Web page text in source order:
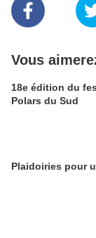
Vous
18e édition du
Polars du Sud
Plaidoiries pour